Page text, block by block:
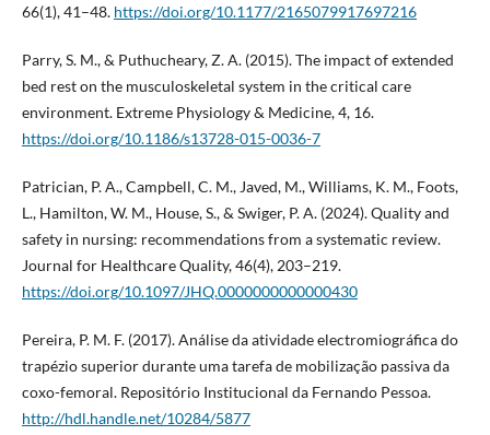
66(1), 41–48. https://doi.org/10.1177/2165079917697216
Parry, S. M., & Puthucheary, Z. A. (2015). The impact of extended
bed rest on the musculoskeletal system in the critical care
environment. Extreme Physiology & Medicine, 4, 16.
https://doi.org/10.1186/s13728-015-0036-7
Patrician, P. A., Campbell, C. M., Javed, M., Williams, K. M., Foots,
L., Hamilton, W. M., House, S., & Swiger, P. A. (2024). Quality and
safety in nursing: recommendations from a systematic review.
Journal for Healthcare Quality, 46(4), 203–219.
https://doi.org/10.1097/JHQ.0000000000000430
Pereira, P. M. F. (2017). Análise da atividade electromiográfica do
trapézio superior durante uma tarefa de mobilização passiva da
coxo-femoral. Repositório Institucional da Fernando Pessoa.
http://hdl.handle.net/10284/5877